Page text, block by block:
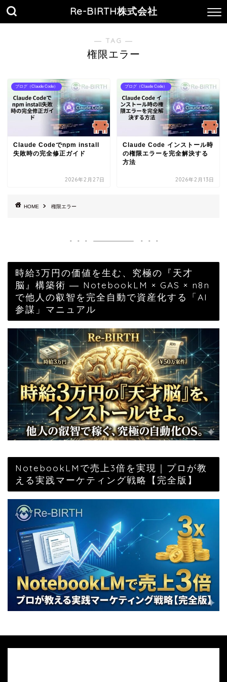
Re-BIRTH株式会社
― TAG ―
権限エラー
ブログ（Claude Code）
Claude Codeでnpm install
失敗時の完全修正ガイド
2026年2月27日
ブログ（Claude Code）
Claude Code インストール時
の権限エラーを完全解決する
方法
2026年2月13日
HOME 権限エラー
時給3万円の価値を生む、究極の『天才
脳』構築術 ― NotebookLM × GAS × n8n
で他人の叡智を完全自動で資産化する「AI
参謀」マニュアル
NotebookLMで売上3倍を実現｜プロが教
える実践マーケティング戦略【完全版】